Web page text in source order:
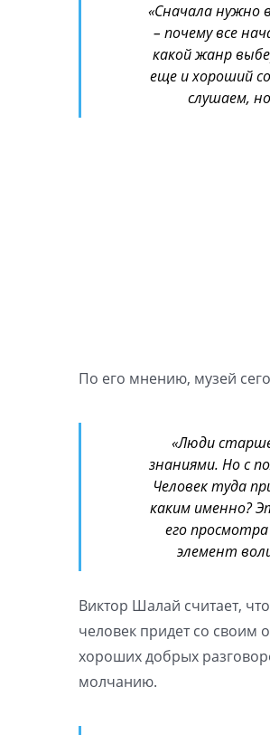
«Сначала нужно
– почему все
какой жанр
еще и хороший
слушаем,
По его мнению, музей
«Люди
знаниями. Но с
Человек туда
каким именно?
его
элемент
Виктор Шалай считает,
человек придет со своим
хороших добрых
молчанию.